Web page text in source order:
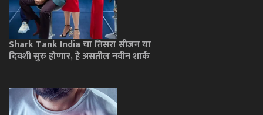
Shark Tank India चा तिसरा सीजन या
दिवशी सुरु होणार, हे असतील नवीन शार्क